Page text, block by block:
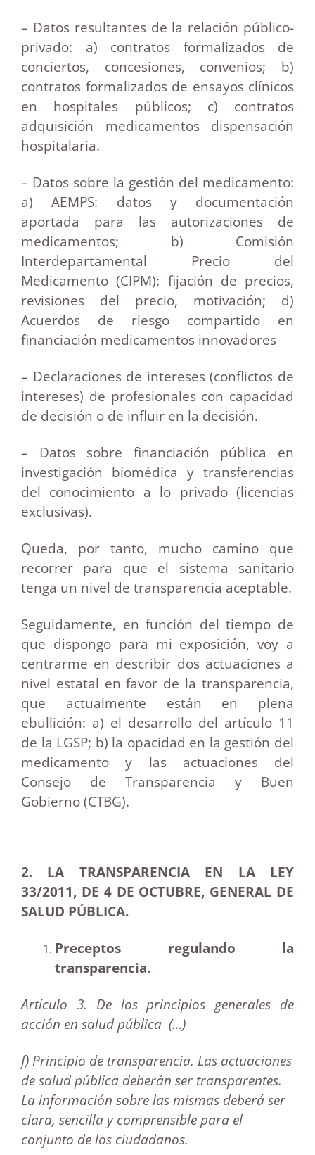
– Datos resultantes de la relación público-
privado: a) contratos formalizados de
conciertos, concesiones, convenios; b)
contratos formalizados de ensayos clínicos
en hospitales públicos; c) contratos
adquisición medicamentos dispensación
hospitalaria.
– Datos sobre la gestión del medicamento:
a) AEMPS: datos y documentación
aportada para las autorizaciones de
medicamentos; b) Comisión
Interdepartamental Precio del
Medicamento (CIPM): fijación de precios,
revisiones del precio, motivación; d)
Acuerdos de riesgo compartido en
financiación medicamentos innovadores
– Declaraciones de intereses (conflictos de
intereses) de profesionales con capacidad
de decisión o de influir en la decisión.
– Datos sobre financiación pública en
investigación biomédica y transferencias
del conocimiento a lo privado (licencias
exclusivas).
Queda, por tanto, mucho camino que
recorrer para que el sistema sanitario
tenga un nivel de transparencia aceptable.
Seguidamente, en función del tiempo de
que dispongo para mi exposición, voy a
centrarme en describir dos actuaciones a
nivel estatal en favor de la transparencia,
que actualmente están en plena
ebullición: a) el desarrollo del artículo 11
de la LGSP; b) la opacidad en la gestión del
medicamento y las actuaciones del
Consejo de Transparencia y Buen
Gobierno (CTBG).
2. LA TRANSPARENCIA EN LA LEY
33/2011, DE 4 DE OCTUBRE, GENERAL DE
SALUD PÚBLICA.
Preceptos regulando la
transparencia.
Artículo 3. De los principios generales de
acción en salud pública (…)
f) Principio de transparencia. Las actuaciones
de salud pública deberán ser transparentes.
La información sobre las mismas deberá ser
clara, sencilla y comprensible para el
conjunto de los ciudadanos.